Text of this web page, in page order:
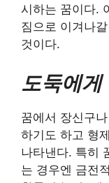
시하는 꿈이다.
짐으로 이겨나
것이다.
도둑에게
꿈에서 장신구
하기도 하고 형
나타낸다. 특히
는 경우엔 금전